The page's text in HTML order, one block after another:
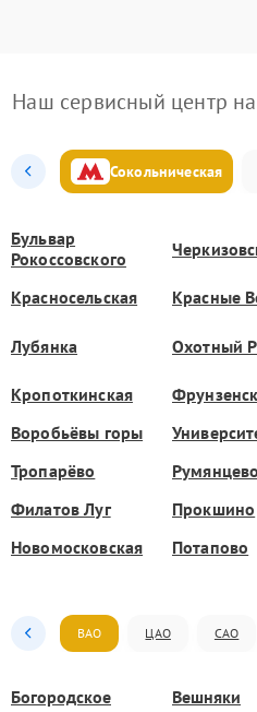
Наш сервисный центр
Сокольническая
Бульвар
Рокоссовского
Красносельская
Красные
Лубянка Охотный
Кропоткинская
Воробьёвы горы
Тропарёво
Румянцево
Филатов Луг
Прокшино
Новомосковская
Потапово
ВАО ЦАО САО
Богородское Вешняки